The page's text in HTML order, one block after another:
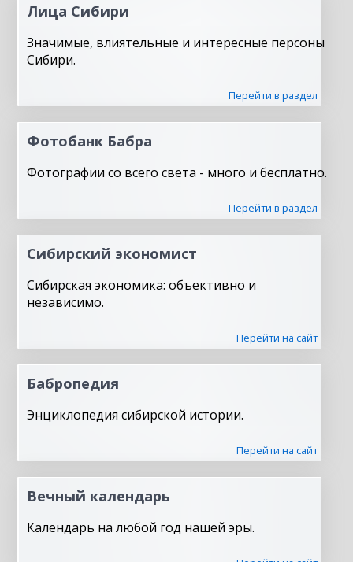
Лица Сибири
Значимые, влиятельные и интересные персоны
Сибири.
Перейти в раздел
Фотобанк Бабра
Фотографии со всего света - много и бесплатно.
Перейти в раздел
Сибирский экономист
Сибирская экономика: объективно и
независимо.
Перейти на сайт
Бабропедия
Энциклопедия сибирской истории.
Перейти на сайт
Вечный календарь
Календарь на любой год нашей эры.